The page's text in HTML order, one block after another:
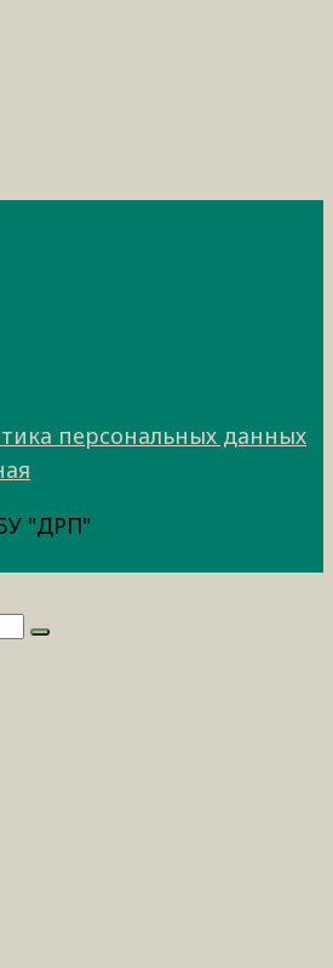
персональных данных
"ДРП"